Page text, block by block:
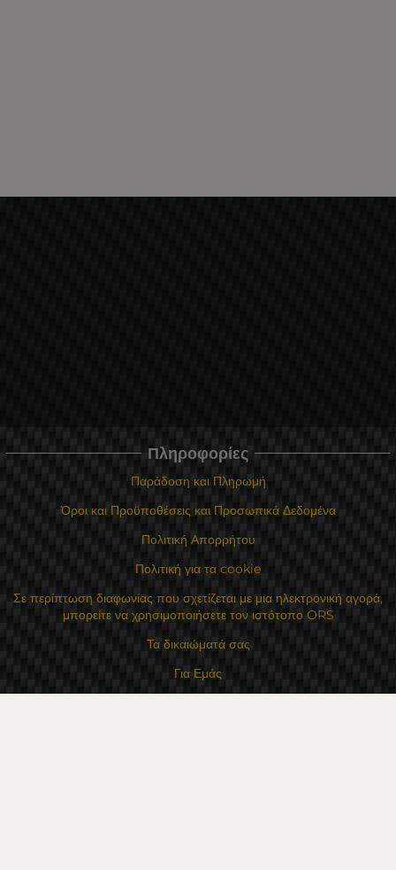
Πληροφορίες
Παράδοση και Πληρωμή
Όροι και Προϋποθέσεις και Προσωπικά Δεδομένα
Πολιτική Απορρήτου
Πολιτική για τα cookie
Σε περίπτωση διαφωνίας που σχετίζεται με μια ηλεκτρονική αγορά,
μπορείτε να χρησιμοποιήσετε τον ιστότοπο ORS
Τα δικαιώματά σας
Για Εμάς